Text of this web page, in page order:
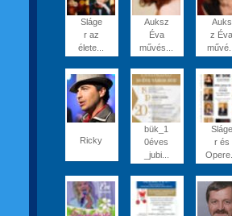
Sláge
r az
élete...
Auksz
Éva
művés...
Auks
z Éva
Ricky
bük_1
0éves
_jubi...
Sláge
r és